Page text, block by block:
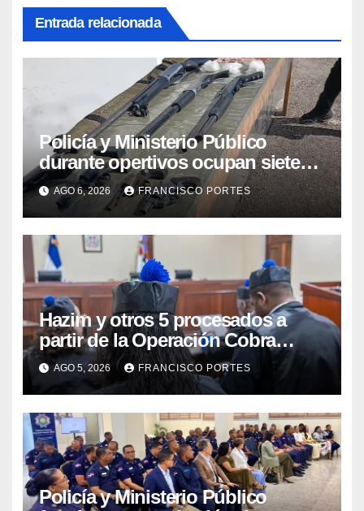
Entrada relacionada
Policía y Ministerio Público
durante opertivos ocupan siete
armas de fuego, presunta cocaína
y recuperan motocicleta robada,
en Barahona y San Juan
AGO 6, 2026 FRANCISCO PORTES
Hazim y otros 5 procesados a
partir de la Operación Cobra
continuarán en prisión
AGO 5, 2026 FRANCISCO PORTES
Policía y Ministerio Público